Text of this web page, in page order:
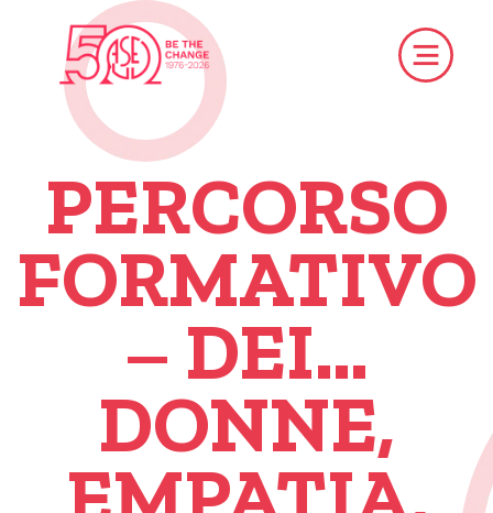
PERCORSO
FORMATIVO
– DEI…
DONNE,